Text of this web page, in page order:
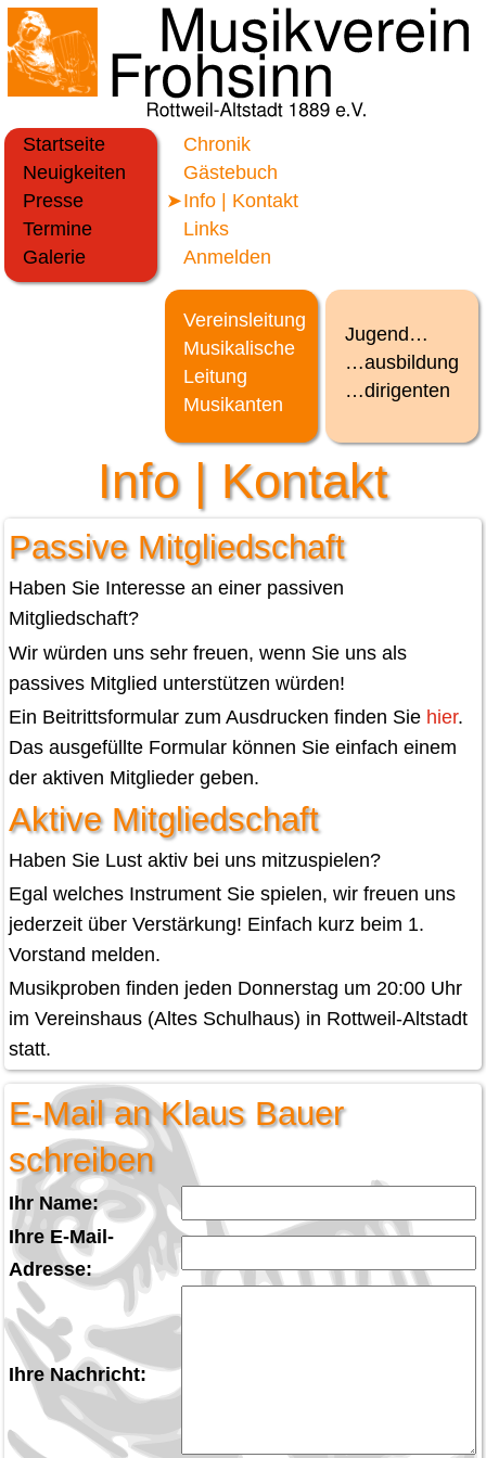
Startseite
Neuigkeiten
Presse
Termine
Galerie
Chronik
Gästebuch
Info | Kontakt
Links
Anmelden
Vereinsleitung
Musikalische
Leitung
Musikanten
Jugend…
…ausbildung
…dirigenten
Info | Kontakt
Passive Mitgliedschaft
Haben Sie Interesse an einer passiven
Mitgliedschaft?
Wir würden uns sehr freuen, wenn Sie uns als
passives Mitglied unterstützen würden!
Ein Beitrittsformular zum Ausdrucken finden Sie hier.
Das ausgefüllte Formular können Sie einfach einem
der aktiven Mitglieder geben.
Aktive Mitgliedschaft
Haben Sie Lust aktiv bei uns mitzuspielen?
Egal welches Instrument Sie spielen, wir freuen uns
jederzeit über Verstärkung! Einfach kurz beim 1.
Vorstand melden.
Musikproben finden jeden Donnerstag um 20:00 Uhr
im Vereinshaus (Altes Schulhaus) in Rottweil-Altstadt
statt.
E-Mail an Klaus Bauer
schreiben
Ihr Name:
Ihre E-Mail-
Adresse:
Ihre Nachricht: